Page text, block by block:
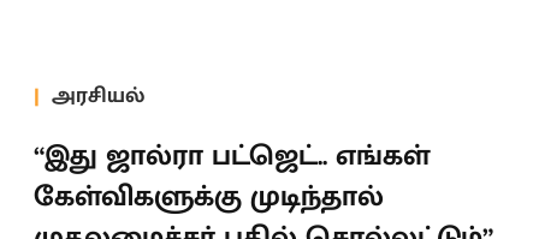
அரசியல்
“இது ஜால்ரா பட்ஜெட்.. எங்கள்
கேள்விகளுக்கு முடிந்தால்